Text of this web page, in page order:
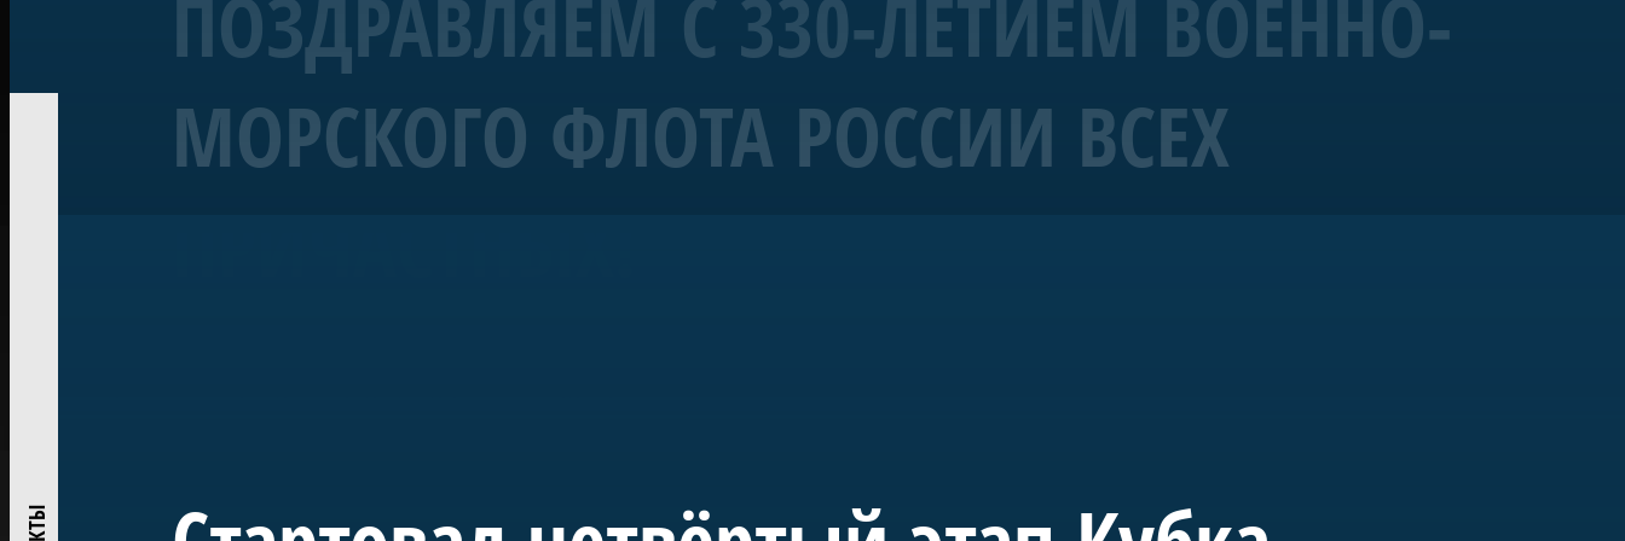
ПОЗДРАВЛЯЕМ С 330-ЛЕТИЕМ ВОЕННО-
МОРСКОГО ФЛОТА РОССИИ ВСЕХ
Корабль «Полтава»
Линейный 54-пушечный корабль 4 ранга «Полтава»